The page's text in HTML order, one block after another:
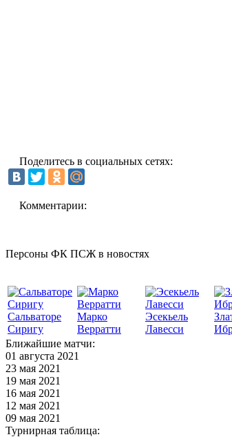
Поделитесь в социальных сетях:
Комментарии:
Персоны ФК ПСЖ в новостях
Сальваторе
Сиригу
Марко
Верратти
Эсекьель
Лавесси
Ближайшие матчи:
01 августа 2021
23 мая 2021
19 мая 2021
16 мая 2021
12 мая 2021
09 мая 2021
Турнирная таблица: